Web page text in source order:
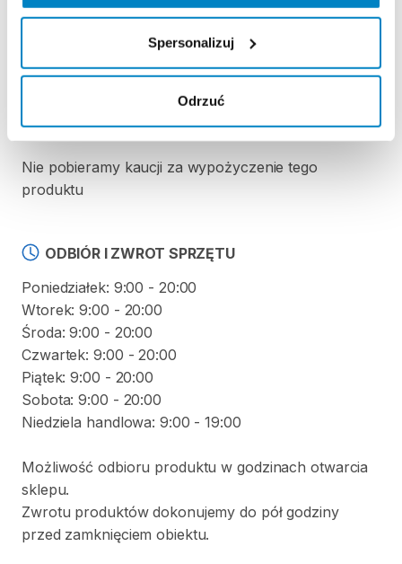
Spersonalizuj
Odrzuć
Regulamin wypożyczalni
KAUCJA
Nie pobieramy kaucji za wypożyczenie tego
produktu
ODBIÓR I ZWROT SPRZĘTU
Poniedziałek: 9:00 - 20:00
Wtorek: 9:00 - 20:00
Środa: 9:00 - 20:00
Czwartek: 9:00 - 20:00
Piątek: 9:00 - 20:00
Sobota: 9:00 - 20:00
Niedziela handlowa: 9:00 - 19:00
Możliwość odbioru produktu w godzinach otwarcia
sklepu.
Zwrotu produktów dokonujemy do pół godziny
przed zamknięciem obiektu.